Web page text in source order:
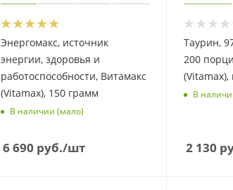
Энергомакс, источник
энергии, здоровья и
работоспособности, Витамакс
(Vitamax), 150 грамм
В наличии (мало)
6 690 руб./шт
Таурин,
200
В
2 130